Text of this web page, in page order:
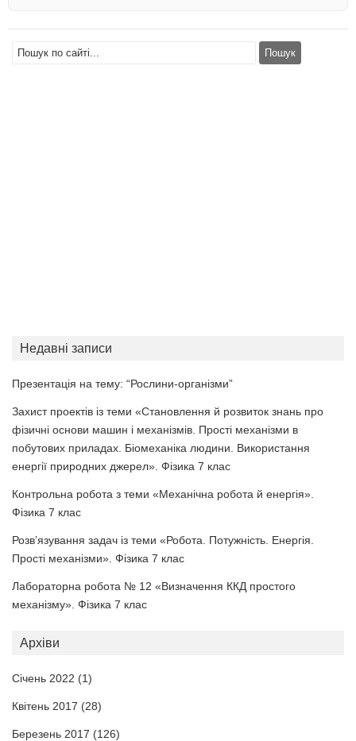
Недавні записи
Презентація на тему: “Рослини-організми”
Захист проектів із теми «Становлення й розвиток знань про
фізичні основи машин і механізмів. Прості механізми в
побутових приладах. Біомеханіка людини. Використання
енергії природних джерел». Фізика 7 клас
Контрольна робота з теми «Механічна робота й енергія».
Фізика 7 клас
Розв’язування задач із теми «Робота. Потужність. Енергія.
Прості механізми». Фізика 7 клас
Лабораторна робота № 12 «Визначення ККД простого
механізму». Фізика 7 клас
Архіви
Січень 2022 (1)
Квітень 2017 (28)
Березень 2017 (126)